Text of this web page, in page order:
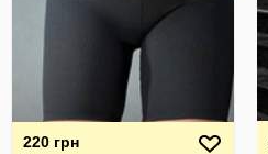
220 грн